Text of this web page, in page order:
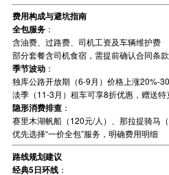
费用构成与避坑指南
全包服务：
含油费、过路费、司机工资及车辆维护费
部分套餐含司机食宿，需提前确认合同条款
季节波动：
独库公路开放期（6-9月）价格上涨20%-
淡季（11-3月）租车可享8折优惠，赠送
隐形消费排查：
赛里木湖帆船（120元/人）、那拉提骑马
优先选择“一价全包”服务，明确费用明细
路线规划建议
经典5日环线：